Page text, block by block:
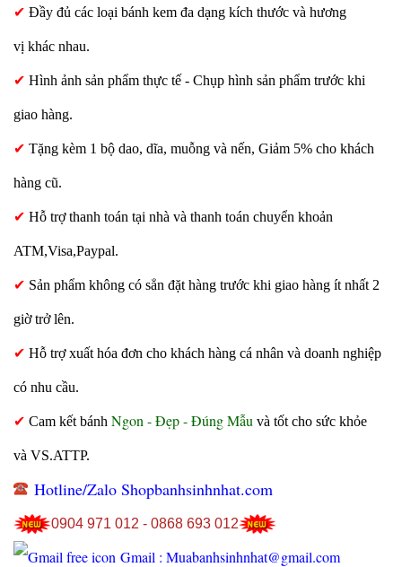
✔ Đầy đủ các loại bánh kem đa dạng kích thước và hương
vị khác nhau.
✔ Hình ảnh sản phẩm thực tế - Chụp hình sản phẩm trước khi
giao hàng.
✔ Tặng kèm 1 bộ dao, dĩa, muỗng và nến, Giảm 5% cho khách
hàng cũ.
✔ Hỗ trợ thanh toán tại nhà và thanh toán chuyển khoản
ATM,Visa,Paypal.
✔ Sản phẩm không có sẳn đặt hàng trước khi giao hàng ít nhất 2
giờ trở lên.
✔ Hỗ trợ xuất hóa đơn cho khách hàng cá nhân và doanh nghiệp
có nhu cầu.
✔ Cam kết bánh Ngon - Đẹp - Đúng Mẫu và tốt cho sức khỏe
và VS.ATTP.
Hotline/Zalo Shopbanhsinhnhat.com
0904 971 012 - 0868 693 012
Gmail : Muabanhsinhnhat@gmail.com